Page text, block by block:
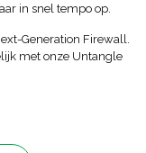
in snel tempo op.
Generation Firewall.
met onze Untangle